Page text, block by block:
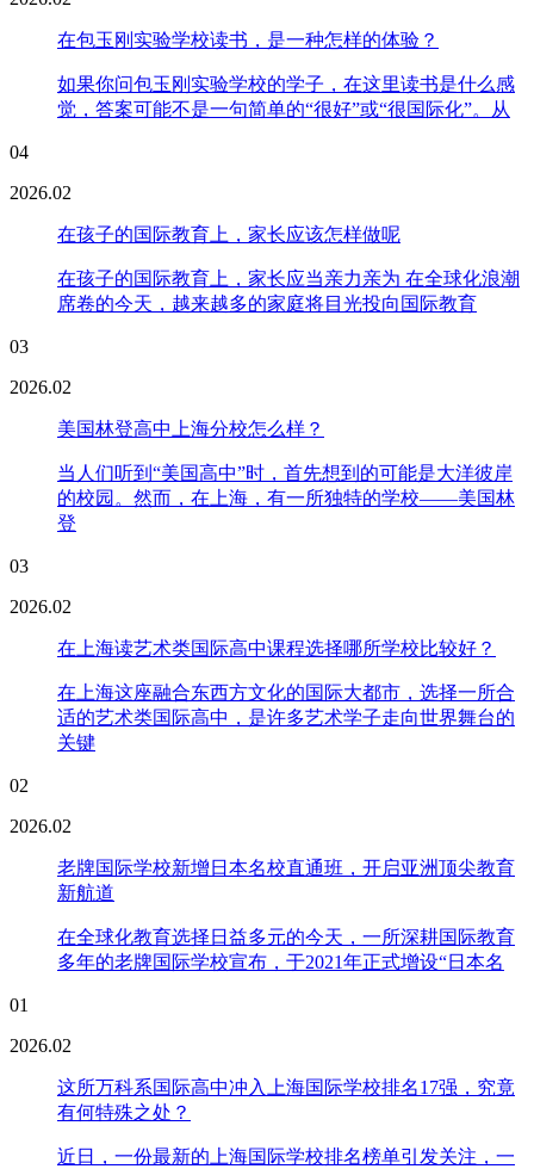
在包玉刚实验学校读书，是一种怎样的体验？
如果你问包玉刚实验学校的学子，在这里读书是什么感
觉，答案可能不是一句简单的“很好”或“很国际化”。从
04
2026.02
在孩子的国际教育上，家长应该怎样做呢
在孩子的国际教育上，家长应当亲力亲为 在全球化浪潮
席卷的今天，越来越多的家庭将目光投向国际教育
03
2026.02
美国林登高中上海分校怎么样？
当人们听到“美国高中”时，首先想到的可能是大洋彼岸
的校园。然而，在上海，有一所独特的学校——美国林
登
03
2026.02
在上海读艺术类国际高中课程选择哪所学校比较好？
在上海这座融合东西方文化的国际大都市，选择一所合
适的艺术类国际高中，是许多艺术学子走向世界舞台的
关键
02
2026.02
老牌国际学校新增日本名校直通班，开启亚洲顶尖教育
新航道
在全球化教育选择日益多元的今天，一所深耕国际教育
多年的老牌国际学校宣布，于2021年正式增设“日本名
01
2026.02
这所万科系国际高中冲入上海国际学校排名17强，究竟
有何特殊之处？
近日，一份最新的上海国际学校排名榜单引发关注，一